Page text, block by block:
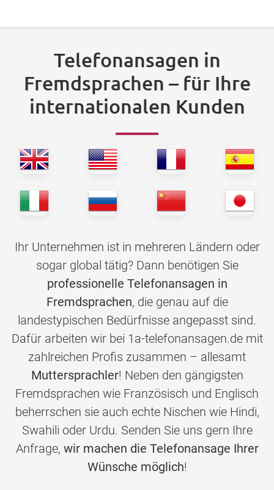
Telefonansagen in
Fremdsprachen – für Ihre
internationalen Kunden
Ihr Unternehmen ist in mehreren Ländern oder
sogar global tätig? Dann benötigen Sie
professionelle Telefonansagen in
Fremdsprachen, die genau auf die
landestypischen Bedürfnisse angepasst sind.
Dafür arbeiten wir bei 1a-telefonansagen.de mit
zahlreichen Profis zusammen – allesamt
Muttersprachler! Neben den gängigsten
Fremdsprachen wie Französisch und Englisch
beherrschen sie auch echte Nischen wie Hindi,
Swahili oder Urdu. Senden Sie uns gern Ihre
Anfrage, wir machen die Telefonansage Ihrer
Wünsche möglich!